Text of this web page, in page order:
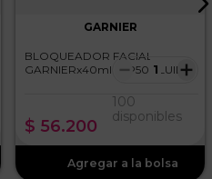
GARNIER
BLOQUEADOR FACIAL
GARNIERx40ml FSP50 FLUIDO
$ 56.200
＋
－
100
disponibles